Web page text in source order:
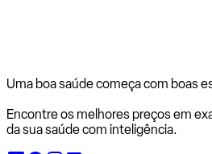
Uma boa saúde começa com boas
Encontre os melhores preços em
da sua saúde com inteligência.